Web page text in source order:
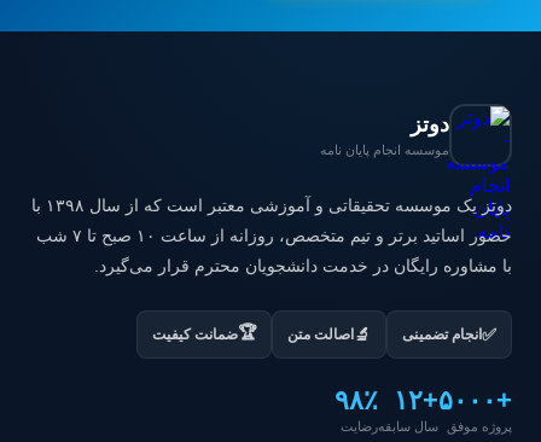
دوتز
موسسه انجام پایان نامه
دوتز یک موسسه تحقیقاتی و آموزشی معتبر است که از سال ۱۳۹۸ با
حضور اساتید برتر و تیم متخصص، روزانه از ساعت ۱۰ صبح تا ۷ شب
با مشاوره رایگان در خدمت دانشجویان محترم قرار می‌گیرد.
✅ انجام تضمینی 🔬 اصالت متن 🏆ضمانت کیفیت
+۵۰۰۰
پروژه موفق
+۱۲
سال سابقه
۹۸٪
رضایت